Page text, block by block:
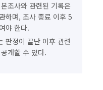
조사와 관련된 기록은
하며, 조사 종료 이후 5
야 한다.
판정이 끝난 이후 관련
개할 수 있다.